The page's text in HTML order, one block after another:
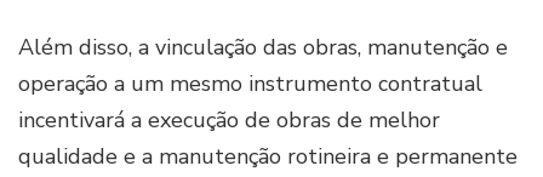
Além disso, a vinculação das obras, manutenção e
operação a um mesmo instrumento contratual
incentivará a execução de obras de melhor
qualidade e a manutenção rotineira e permanente